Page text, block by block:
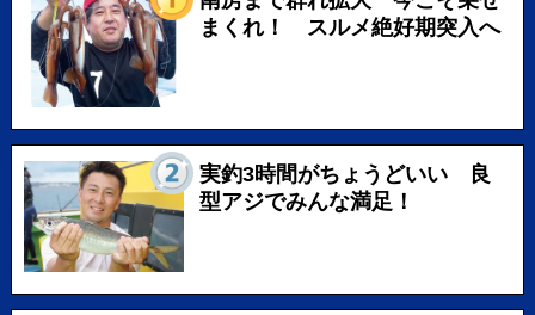
まくれ！ スルメ絶好期突入へ
実釣3時間がちょうどいい 良
型アジでみんな満足！